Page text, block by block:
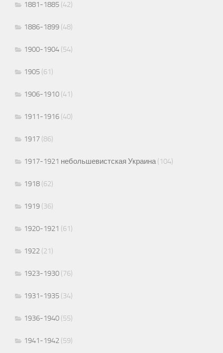
1881-1885 (42)
1886-1899 (48)
1900-1904 (54)
1905 (61)
1906-1910 (41)
1911-1916 (40)
1917 (86)
1917-1921 небольшевистская Украина(104)
1918 (62)
1919 (36)
1920-1921 (61)
1922 (21)
1923-1930 (76)
1931-1935 (34)
1936-1940 (55)
1941-1942 (59)